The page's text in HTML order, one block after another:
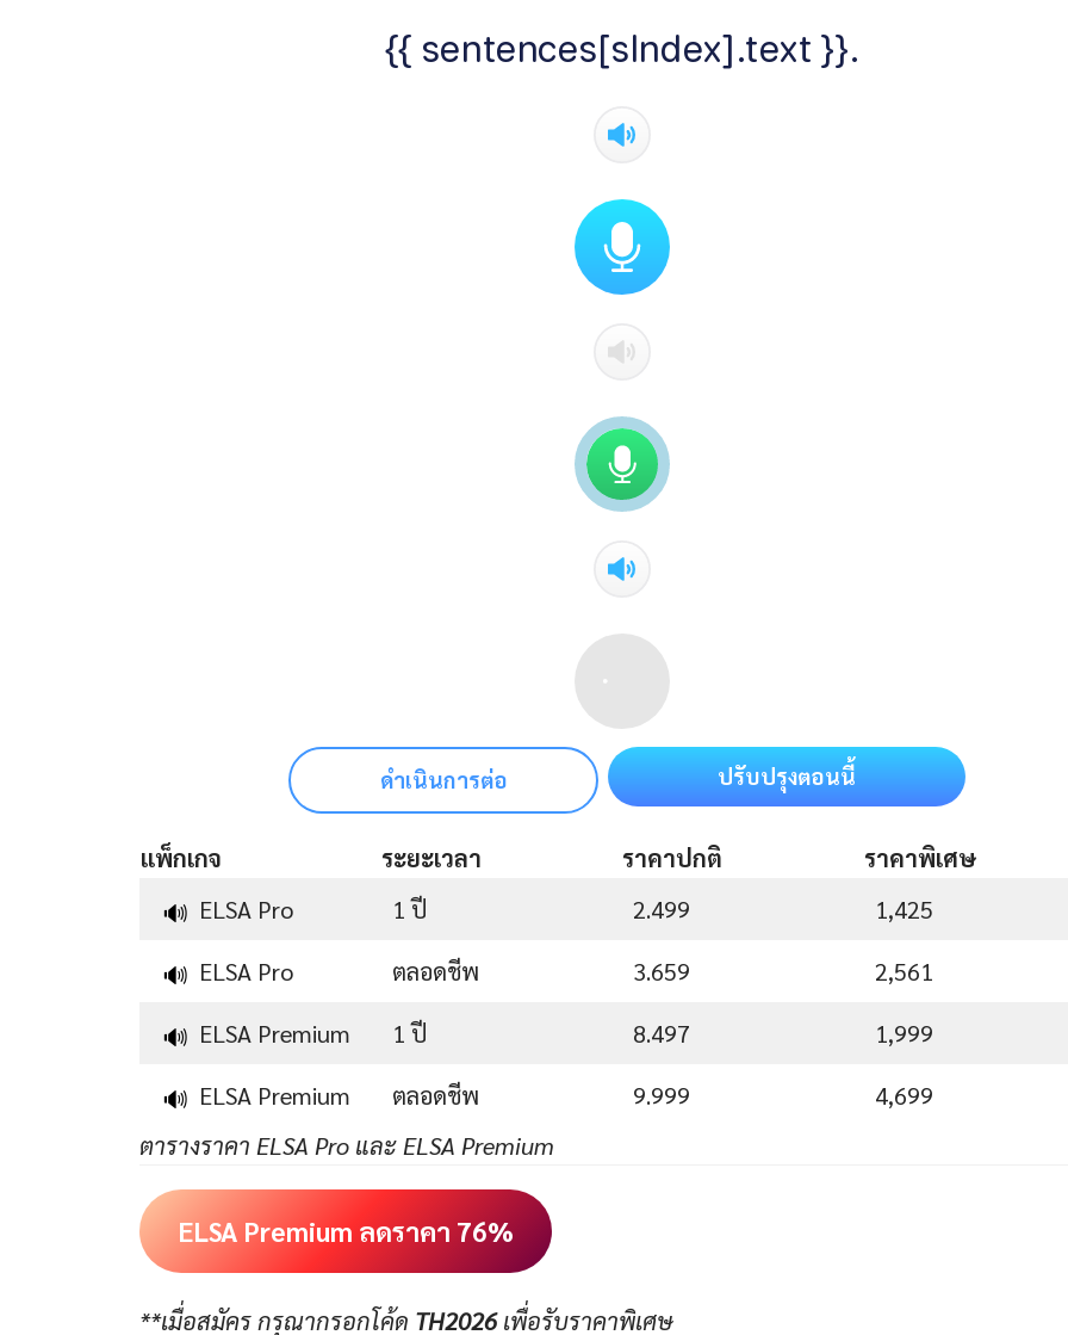
{{ sentences[sIndex].text }}.
ดำเนินการต่อ ปรับปรุงตอนนี้
แพ็กเกจ ระยะเวลา ราคาปกติ
ราคาพิเศษ
🔊 ELSA Pro 1 ปี 2.499 1,425
🔊 ELSA Pro ตลอดชีพ 3.659 2,561
🔊 ELSA Premium 1 ปี 8.497 1,999
🔊 ELSA Premium ตลอดชีพ 9.999
4,699
ตารางราคา ELSA Pro และ ELSA Premium
ELSA Premium ลดราคา 76%
**เมื่อสมัคร กรุณากรอกโค้ด TH2026 เพื่อรับราคาพิเศษ